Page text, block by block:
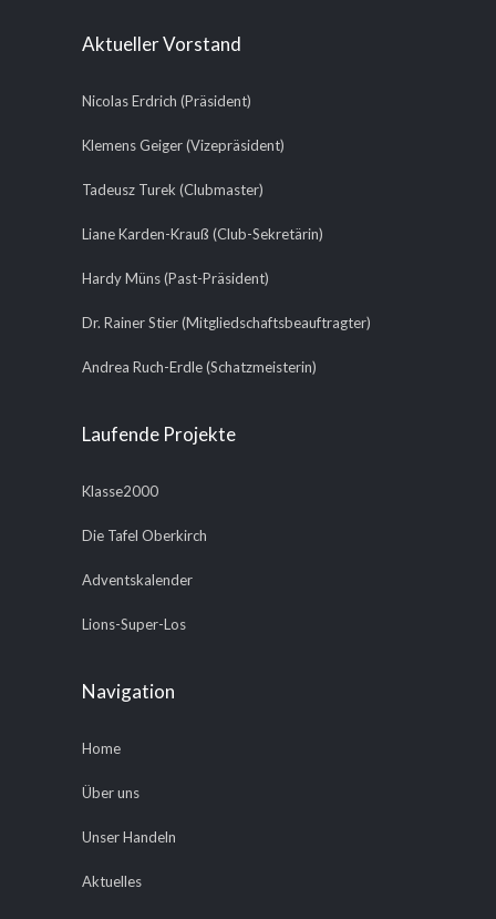
Aktueller Vorstand
Nicolas Erdrich (Präsident)
Klemens Geiger (Vizepräsident)
Tadeusz Turek (Clubmaster)
Liane Karden-Krauß (Club-Sekretärin)
Hardy Müns (Past-Präsident)
Dr. Rainer Stier (Mitgliedschaftsbeauftragter)
Andrea Ruch-Erdle (Schatzmeisterin)
Laufende Projekte
Klasse2000
Die Tafel Oberkirch
Adventskalender
Lions-Super-Los
Navigation
Home
Über uns
Unser Handeln
Aktuelles